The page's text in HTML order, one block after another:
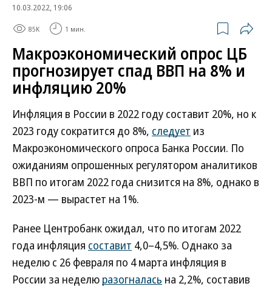
10.03.2022, 19:06
85K 1 мин.
Макроэкономический опрос ЦБ
прогнозирует спад ВВП на 8% и
инфляцию 20%
Инфляция в России в 2022 году составит 20%, но к
2023 году сократится до 8%, следует из
Макроэкономического опроса Банка России. По
ожиданиям опрошенных регулятором аналитиков
ВВП по итогам 2022 года снизится на 8%, однако в
2023-м — вырастет на 1%.
Ранее Центробанк ожидал, что по итогам 2022
года инфляция составит 4,0–4,5%. Однако за
неделю с 26 февраля по 4 марта инфляция в
России за неделю разогналась на 2,2%, составив